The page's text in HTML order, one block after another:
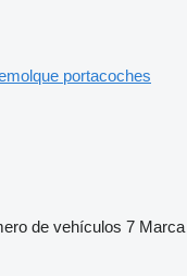
portacoches
de vehículos 7 Marca